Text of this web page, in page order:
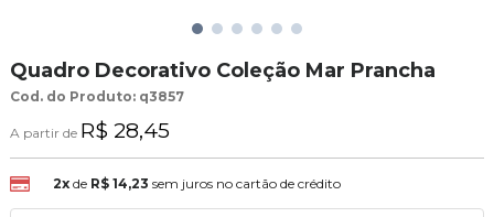
Quadro Decorativo Coleção Mar Prancha
Cod. do Produto: q3857
A partir de R$ 28,45
2xde R$ 14,23 sem juros no cartão de crédito